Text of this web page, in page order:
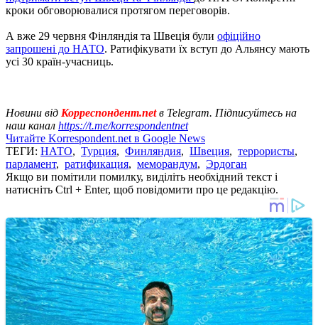
кроки обговорювалися протягом переговорів.
А вже 29 червня Фінляндія та Швеція були офіційно
запрошені до НАТО. Ратифікувати їх вступ до Альянсу мають
усі 30 країн-учасниць.
Новини від Корреспондент.netв Telegram. Підписуйтесь на
наш канал https://t.me/korrespondentnet
Читайте Korrespondent.net в Google News
ТЕГИ: НАТО, Турция, Финляндия, Швеция, террористы,
парламент, ратификация, меморандум, Эрдоган
Якщо ви помітили помилку, виділіть необхідний текст і
натисніть Ctrl + Enter, щоб повідомити про це редакцію.